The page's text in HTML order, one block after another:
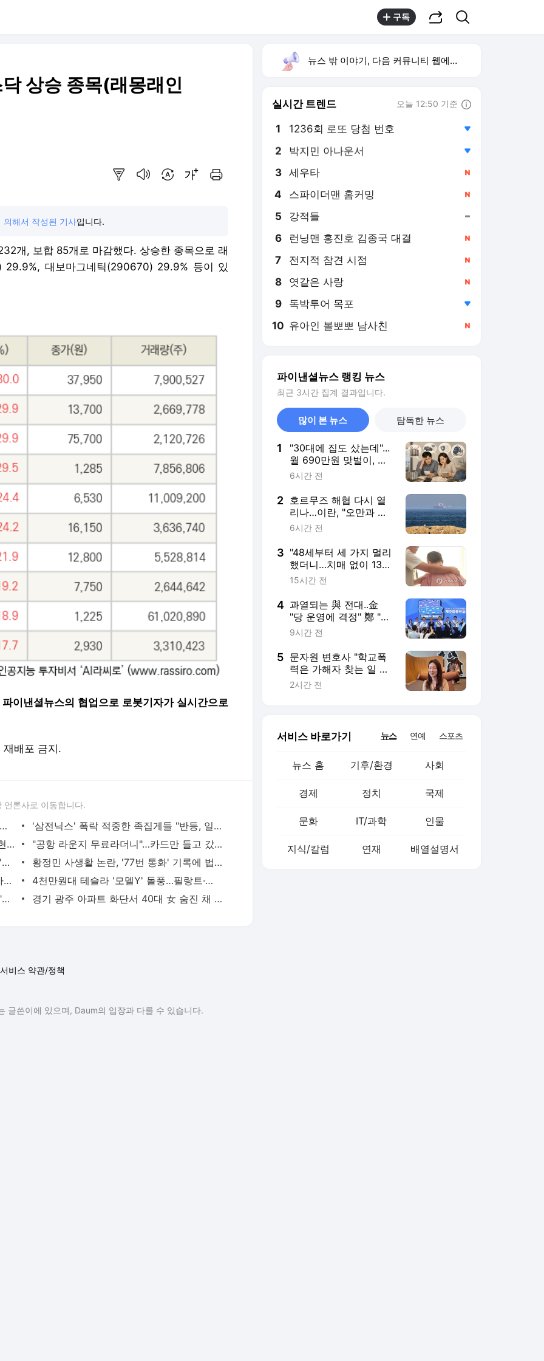
구독
상승 종목(래몽래인
의해서 작성된 기사입니다.
개, 보합 85개로 마감했다. 상승한 종목으로 래
대보마그네틱(290670) 29.9% 등이 있
이낸셜뉴스의 협업으로 로봇기자가 실시간으로
배포 금지.
언론사로 이동합니다.
경산 아파트 방화사건 수사팀장 숨진 채 발견…사망 경위 조사
'삼전닉스' 폭락 적중한 족집게들 "반등, 일회성 아니다"면서... AI 과잉투자엔 '우려'
"김밥 2알 겨우 먹어"...앙상하게 마른 고현정, 다이어트 아닌 '음식 공포증' 고백 [헬스톡]
"공항 라운지 무료라더니"…카드만 들고 갔다간 '헛걸음'
日 유명 영화배우, 자택서 숨진 채 발견…'마약투약 혐의'
황정민 사생활 논란, '77번 통화' 기록에 법조계 주목
버핏 "도박판 된 증시…자산 가격, 실제 가치보다 비싸"
4천만원대 테슬라 '모델Y' 돌풍…필랑트·액티언 판매 '직격탄'
SK하닉 레버리지에 7억 올인한 은행원..."한 달 만에 5억 증발" 멘붕
경기 광주 아파트 화단서 40대 女 숨진 채 발견…시신 옆엔 '이불'
뉴스 밖 이야기, 다음 커뮤니티 웹에서 보기
실시간 트렌드 오늘 12:50 기준
1 1236회 로또 당첨 번호
2 박지민 아나운서
3 세우타
4 스파이더맨 홈커밍
5 강적들
6 런닝맨 홍진호 김종국 대결
7 전지적 참견 시점
8 엿같은 사랑
9 독박투어 목포
10 유아인 볼뽀뽀 남사친
파이낸셜뉴스 랭킹 뉴스
최근 3시간 집계 결과입니다.
많이 본 뉴스 탐독한 뉴스
1
"30대에 집도 샀는데"...
월 690만원 맞벌이, 남
는 건 20만원뿐 [머니설
6시간 전
2 호르무즈 해협 다시 열
리나…이란, "오만과 통
항 합의 막바지"
6시간 전
3 "48세부터 세 가지 멀리
했더니…치매 없이 13년
더 살았다" [헬스톡]
15시간 전
4 과열되는 與 전대..金
"당 운영에 격정" 鄭 "한
번 배신하면 또 배신" 난
9시간 전
5 문자원 변호사 "학교폭
력은 가해자 찾는 일 아
닌, 아이들 보내는 신호"
2시간 전
서비스 바로가기 뉴스 연예 스포츠
뉴스 홈 기후/환경 사회
경제 정치 국제
문화 IT/과학 인물
지식/칼럼 연재 배열설명서
서비스 약관/정책
글쓴이에 있으며, Daum의 입장과 다를 수 있습니다.